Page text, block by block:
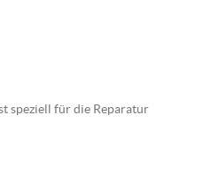
speziell für die Reparatur